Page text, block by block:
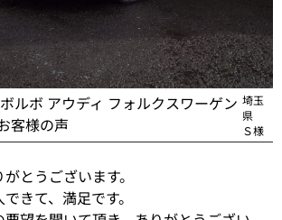
ルボ アウディ フォルクスワーゲン
客様の声
埼玉
県
Ｓ様
とうございます。
きて、満足です。